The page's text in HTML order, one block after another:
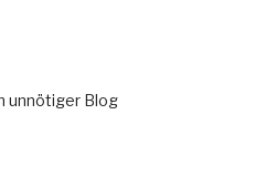
unnötiger Blog